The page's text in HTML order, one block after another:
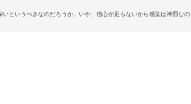
というべきなのだろうか。いや、信心が足らないから感染は神罰なの